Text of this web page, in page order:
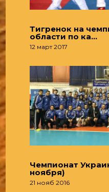
Тигренок на
области по ка…
12 март 2017
Чемпионат
ноября)
21 нояб 2016